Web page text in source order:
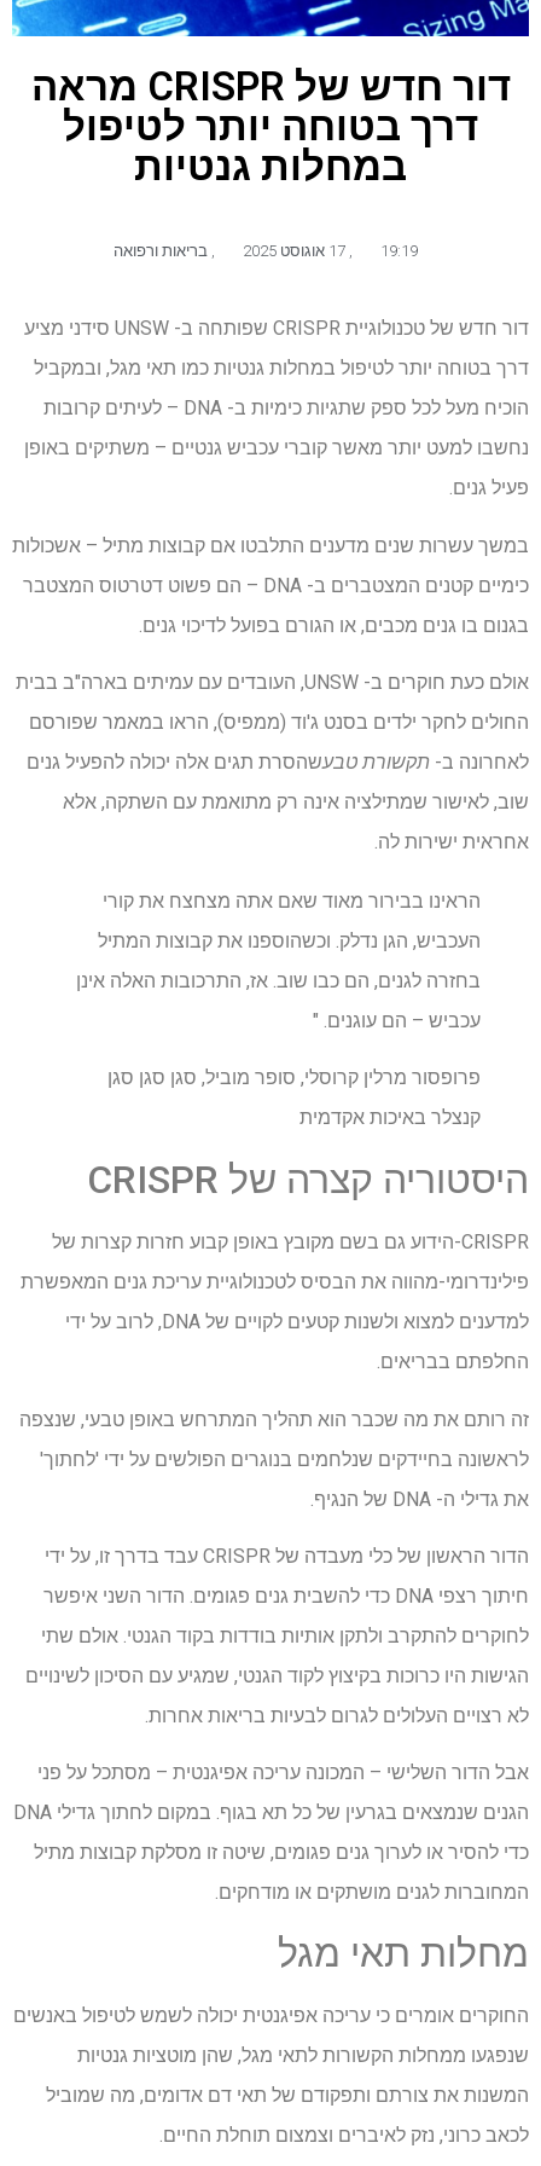
דור חדש של CRISPR מראה
דרך בטוחה יותר לטיפול
במחלות גנטיות
19:19 בריאות ורפואה
דור חדש של טכנולוגיית CRISPR שפותחה ב- UNSW סידני מציע
דרך בטוחה יותר לטיפול במחלות גנטיות כמו תאי מגל, ובמקביל
הוכיח מעל לכל ספק שתגיות כימיות ב- DNA – לעיתים קרובות
נחשבו למעט יותר מאשר קוברי עכביש גנטיים – משתיקים באופן
פעיל גנים.
במשך עשרות שנים מדענים התלבטו אם קבוצות מתיל – אשכולות
כימיים קטנים המצטברים ב- DNA – הם פשוט דטרטוס המצטבר
בגנום בו גנים מכבים, או הגורם בפועל לדיכוי גנים.
אולם כעת חוקרים ב- UNSW, העובדים עם עמיתים בארה"ב בבית
החולים לחקר ילדים בסנט ג'וד (ממפיס), הראו במאמר שפורסם
לאחרונה ב- תקשורת טבעשהסרת תגים אלה יכולה להפעיל גנים
שוב, לאישור שמתילציה אינה רק מתואמת עם השתקה, אלא
אחראית ישירות לה.
הראינו בבירור מאוד שאם אתה מצחצח את קורי
העכביש, הגן נדלק. וכשהוספנו את קבוצות המתיל
בחזרה לגנים, הם כבו שוב. אז, התרכובות האלה אינן
עכביש – הם עוגנים. "
פרופסור מרלין קרוסלי, סופר מוביל, סגן סגן סגן
קנצלר באיכות אקדמית
היסטוריה קצרה של CRISPR
CRISPR-הידוע גם בשם מקובץ באופן קבוע חזרות קצרות של
פילינדרומי-מהווה את הבסיס לטכנולוגיית עריכת גנים המאפשרת
למדענים למצוא ולשנות קטעים לקויים של DNA, לרוב על ידי
החלפתם בבריאים.
זה רותם את מה שכבר הוא תהליך המתרחש באופן טבעי, שנצפה
לראשונה בחיידקים שנלחמים בנוגרים הפולשים על ידי 'לחתוך'
את גדילי ה- DNA של הנגיף.
הדור הראשון של כלי מעבדה של CRISPR עבד בדרך זו, על ידי
חיתוך רצפי DNA כדי להשבית גנים פגומים. הדור השני איפשר
לחוקרים להתקרב ולתקן אותיות בודדות בקוד הגנטי. אולם שתי
הגישות היו כרוכות בקיצוץ לקוד הגנטי, שמגיע עם הסיכון לשינויים
לא רצויים העלולים לגרום לבעיות בריאות אחרות.
אבל הדור השלישי – המכונה עריכה אפיגנטית – מסתכל על פני
הגנים שנמצאים בגרעין של כל תא בגוף. במקום לחתוך גדילי DNA
כדי להסיר או לערוך גנים פגומים, שיטה זו מסלקת קבוצות מתיל
המחוברות לגנים מושתקים או מודחקים.
מחלות תאי מגל
החוקרים אומרים כי עריכה אפיגנטית יכולה לשמש לטיפול באנשים
שנפגעו ממחלות הקשורות לתאי מגל, שהן מוטציות גנטיות
המשנות את צורתם ותפקודם של תאי דם אדומים, מה שמוביל
לכאב כרוני, נזק לאיברים וצמצום תוחלת החיים.